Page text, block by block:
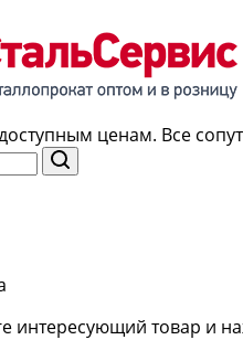
ценам. Все
интересующий товар и